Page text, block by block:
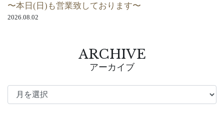
〜本日(日)も営業致しております〜
2026.08.02
ARCHIVE
アーカイブ